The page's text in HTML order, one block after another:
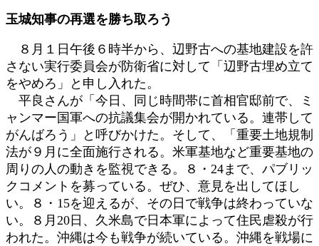
時
玉城知事の再選を勝ち取ろう
８月１日午後６時半から、辺野古への基地建設を許
さない実行委員会が防衛省に対して「辺野古埋め立て
をやめろ」と申し入れた。
平良さんが「今日、同じ時間帯に首相官邸前で、ミ
ャンマー国軍への抗議集会が開かれている。連帯して
がんばろう」と呼びかけた。そして、「重要土地規制
法が９月に全面施行される。米軍基地など重要基地の
周りの人の動きを監視できる。８・24まで、パブリッ
クコメントを募っている。ぜひ、意見を出してほし
い。８・15を迎えるが、その日で戦争は終わっていな
い。８月20日、久米島で日本軍によって住民虐殺が行
われた。沖縄は今も戦争が続いている。沖縄を戦場に